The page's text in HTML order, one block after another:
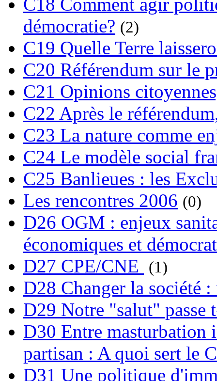
démocratie? (2)
C19 Quelle Terre
C20 Référendum sur le
C21 Opinions
C22 Après le
C23 La nature comme
C24 Le modèle social
C25 Banlieues : les
Les rencontres 2006 (0)
D26 OGM : enjeux
économiques et
D27 CPE/CNE
(1)
D28 Changer la société
D29 Notre "salut" passe
D30 Entre masturbation
partisan : A quoi sert le
D31 Une politique